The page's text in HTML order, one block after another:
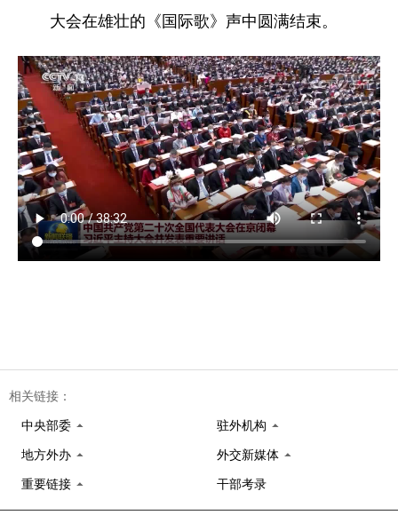
大会在雄壮的《国际歌》声中圆满结束。
相关链接：
中央部委 驻外机构
地方外办 外交新媒体
重要链接 干部考录